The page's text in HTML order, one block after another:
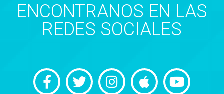
ENCONTRANOS EN LAS
REDES SOCIALES